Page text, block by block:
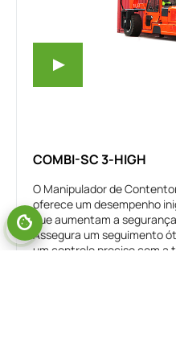
COMBI-SC 3-HIGH
O Manipulador de
oferece um desempenho
que aumentam a
Assegura um seguimento
um controlo preciso com a